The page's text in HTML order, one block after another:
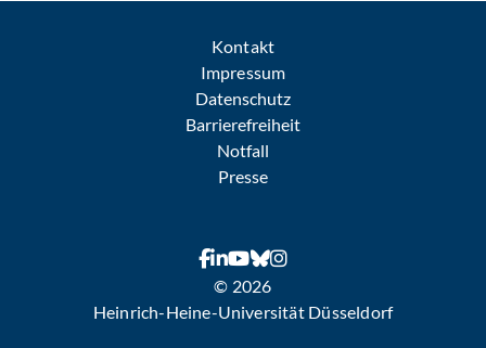
Kontakt
Impressum
Datenschutz
Barrierefreiheit
Notfall
Presse
© 2026
Heinrich-Heine-Universität Düsseldorf